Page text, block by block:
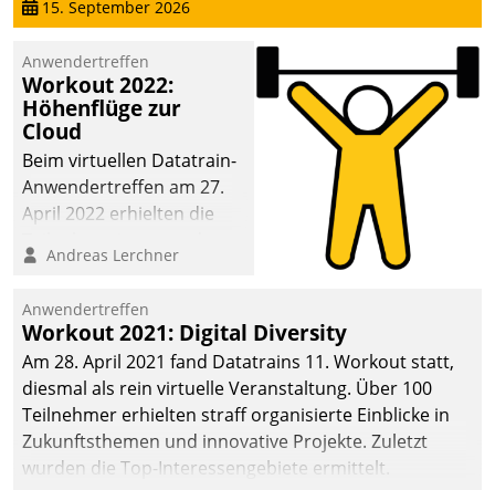
15. September 2026
Anwendertreffen
Workout 2022:
Höhenflüge zur
Cloud
Beim virtuellen Datatrain-
Anwendertreffen am 27.
April 2022 erhielten die
Teilnehmer kurzweilige
Cloud-Strategien und -
Lösungen mit hohem
Zukunftspotenzial.
Andreas Lerchner
Anwendertreffen
Workout 2021: Digital Diversity
Am 28. April 2021 fand Datatrains 11. Workout statt,
diesmal als rein virtuelle Veranstaltung. Über 100
Teilnehmer erhielten straff organisierte Einblicke in
Zukunftsthemen und innovative Projekte. Zuletzt
wurden die Top-Interessengebiete ermittelt.